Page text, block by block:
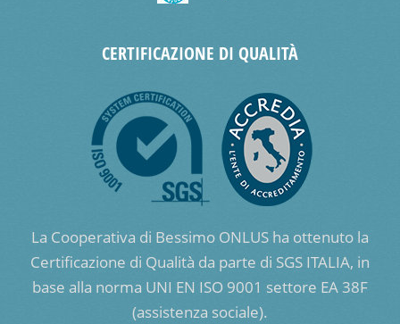
CERTIFICAZIONE DI QUALITÀ
La Cooperativa di Bessimo ONLUS ha ottenuto la
Certificazione di Qualità da parte di SGS ITALIA, in
base alla norma UNI EN ISO 9001 settore EA 38F
(assistenza sociale).